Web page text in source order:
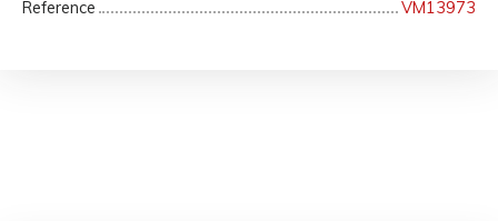
Reference VM13973